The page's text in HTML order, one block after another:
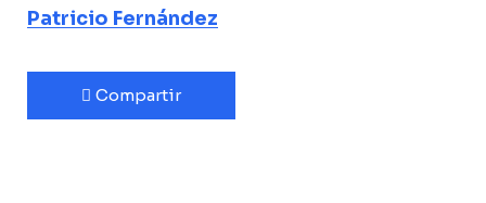
Patricio Fernández
Compartir